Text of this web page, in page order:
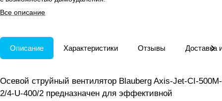
Все описание
Описание Характеристики Отзывы Доставка
Осевой струйный вентилятор Blauberg Axis-Jet-CI-500M-
2/4-U-400/2 предназначен для эффективной